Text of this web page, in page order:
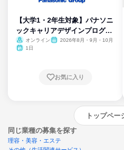
【大学1・2年生対象】パナソニ
ックキャリアデザインプログラ
ム
オンライン
2026年8月・9月・10月
1日
お気に入り
トップペー
同じ業種の募集を探す
理容・美容・エステ